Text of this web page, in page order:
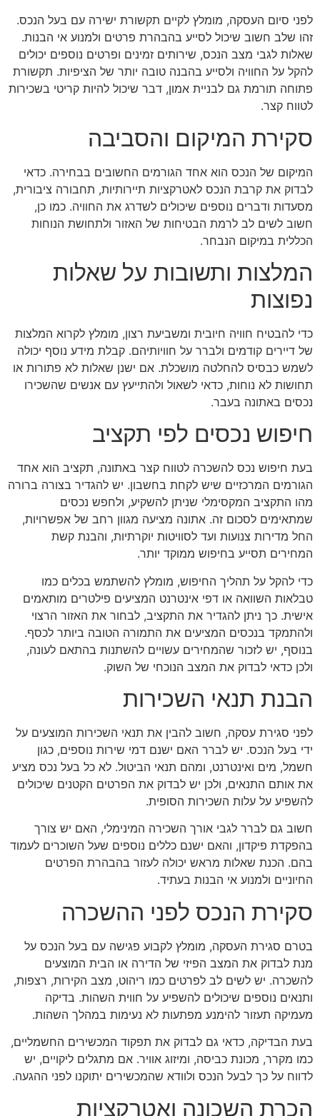
לפני סיום העסקה, מומלץ לקיים תקשורת ישירה עם בעל הנכס.
זהו שלב חשוב שיכול לסייע בהבהרת פרטים ולמנוע אי הבנות.
שאלות לגבי מצב הנכס, שירותים זמינים ופרטים נוספים יכולים
להקל על החוויה ולסייע בהבנה טובה יותר של הציפיות. תקשורת
פתוחה תורמת גם לבניית אמון, דבר שיכול להיות קריטי בשכירות
לטווח קצר.
סקירת המיקום והסביבה
המיקום של הנכס הוא אחד הגורמים החשובים בבחירה. כדאי
לבדוק את קרבת הנכס לאטרקציות תיירותיות, תחבורה ציבורית,
מסעדות ודברים נוספים שיכולים לשדרג את החוויה. כמו כן,
חשוב לשים לב לרמת הבטיחות של האזור ולתחושת הנוחות
הכללית במיקום הנבחר.
המלצות ותשובות על שאלות
נפוצות
כדי להבטיח חוויה חיובית ומשביעת רצון, מומלץ לקרוא המלצות
של דיירים קודמים ולברר על חוויותיהם. קבלת מידע נוסף יכולה
לשמש כבסיס להחלטה מושכלת. אם ישנן שאלות לא פתורות או
תחושות לא נוחות, כדאי לשאול ולהתייעץ עם אנשים שהשכירו
נכסים באתונה בעבר.
חיפוש נכסים לפי תקציב
בעת חיפוש נכס להשכרה לטווח קצר באתונה, תקציב הוא אחד
הגורמים המרכזיים שיש לקחת בחשבון. יש להגדיר בצורה ברורה
מהו התקציב המקסימלי שניתן להשקיע, ולחפש נכסים
שמתאימים לסכום זה. אתונה מציעה מגוון רחב של אפשרויות,
החל מדירות צנועות ועד לסוויטות יוקרתיות, והבנת קשת
המחירים תסייע בחיפוש ממוקד יותר.
כדי להקל על תהליך החיפוש, מומלץ להשתמש בכלים כמו
טבלאות השוואה או דפי אינטרנט המציעים פילטרים מותאמים
אישית. כך ניתן להגדיר את התקציב, לבחור את האזור הרצוי
ולהתמקד בנכסים המציעים את התמורה הטובה ביותר לכסף.
בנוסף, יש לזכור שהמחירים עשויים להשתנות בהתאם לעונה,
ולכן כדאי לבדוק את המצב הנוכחי של השוק.
הבנת תנאי השכירות
לפני סגירת עסקה, חשוב להבין את תנאי השכירות המוצעים על
ידי בעל הנכס. יש לברר האם ישנם דמי שירות נוספים, כגון
חשמל, מים ואינטרנט, ומהם תנאי הביטול. לא כל בעל נכס מציע
את אותם התנאים, ולכן יש לבדוק את הפרטים הקטנים שיכולים
להשפיע על עלות השכירות הסופית.
חשוב גם לברר לגבי אורך השכירה המינימלי, האם יש צורך
בהפקדת פיקדון, והאם ישנם כללים נוספים שעל השוכרים לעמוד
בהם. הכנת שאלות מראש יכולה לעזור בהבהרת הפרטים
החיוניים ולמנוע אי הבנות בעתיד.
סקירת הנכס לפני ההשכרה
בטרם סגירת העסקה, מומלץ לקבוע פגישה עם בעל הנכס על
מנת לבדוק את המצב הפיזי של הדירה או הבית המוצעים
להשכרה. יש לשים לב לפרטים כמו ריהוט, מצב הקירות, רצפות,
ותנאים נוספים שיכולים להשפיע על חווית השהות. בדיקה
מעמיקה תעזור להימנע מפתעות לא נעימות במהלך השהות.
בעת הבדיקה, כדאי גם לבדוק את תפקוד המכשירים החשמליים,
כמו מקרר, מכונת כביסה, ומיזוג אוויר. אם מתגלים ליקויים, יש
לדווח על כך לבעל הנכס ולוודא שהמכשירים יתוקנו לפני ההגעה.
הכרת השכונה ואטרקציות